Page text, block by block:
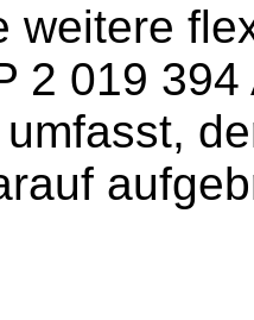
weitere
2 019 394